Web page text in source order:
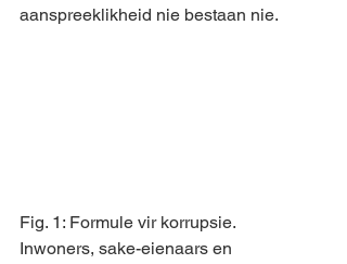
aanspreeklikheid nie bestaan nie.
Fig. 1: Formule vir korrupsie.
Inwoners, sake-eienaars en